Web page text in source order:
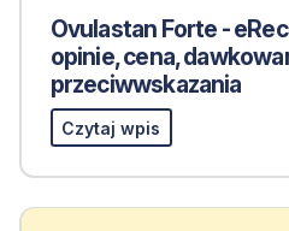
Ovulastan Forte -
opinie, cena,
przeciwwskazania
Czytaj wpis